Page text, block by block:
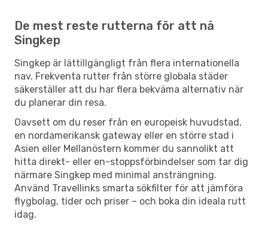
De mest reste rutterna för att nå
Singkep
Singkep är lättillgängligt från flera internationella
nav. Frekventa rutter från större globala städer
säkerställer att du har flera bekväma alternativ när
du planerar din resa.
Oavsett om du reser från en europeisk huvudstad,
en nordamerikansk gateway eller en större stad i
Asien eller Mellanöstern kommer du sannolikt att
hitta direkt- eller en-stoppsförbindelser som tar dig
närmare Singkep med minimal ansträngning.
Använd Travellinks smarta sökfilter för att jämföra
flygbolag, tider och priser – och boka din ideala rutt
idag.